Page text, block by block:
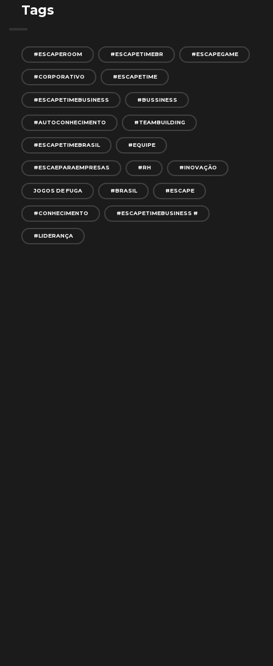
Tags
#ESCAPEROOM #ESCAPETIMEBR #ESCAPEGAME
#CORPORATIVO #ESCAPETIME
#ESCAPETIMEBUSINESS #BUSSINESS
#AUTOCONHECIMENTO #TEAMBUILDING
#ESCAPETIMEBRASIL #EQUIPE
#ESCAEPARAEMPRESAS #RH #INOVAÇÃO
JOGOS DE FUGA #BRASIL #ESCAPE
#CONHECIMENTO #ESCAPETIMEBUSINESS #
#LIDERANÇA